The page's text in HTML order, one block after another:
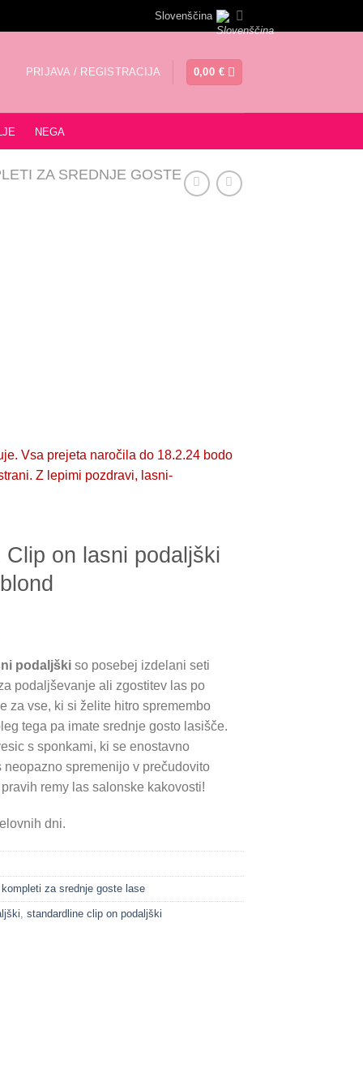
Slovenščina
PRIJAVA / REGISTRACIJA 0,00 €
NEGA
ZA SREDNJE GOSTE
Vsa prejeta naročila do 18.2.24 bodo
Z lepimi pozdravi, lasni-
on lasni podaljški
podaljški so posebej izdelani seti
podaljševanje ali zgostitev las po
za vse, ki si želite hitro spremembo
tega pa imate srednje gosto lasišče.
s sponkami, ki se enostavno
spremenijo v prečudovito
remy las salonske kakovosti!
dni.
za srednje goste lase
, standardline clip on podaljški